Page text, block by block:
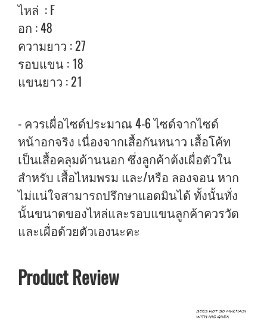
ไหล่ : F
อก : 48
ความยาว : 27
รอบแขน : 18
แขนยาว : 21
- ควรเผื่อไซด์ประมาณ 4-6 ไซด์จากไซด์
หน้าอกจริง เนื่องจากเสื้อกันหนาว เสื้อโค้ท
เป็นเสื้อคลุมด้านนอก ซึ่งลูกค้าต้งเผื่อตัวใน
สำหรับ เสื้อไหมพรม และ/หรือ ลองจอน หาก
ไม่แน่ใจสามารถปรึกษาแอดมินได้ ทั้งนั้นทั่ง
นั้นขนาดของไหล่และรอบแขนลูกค้าควรวัด
และเผื่อด้วยตัวเองนะคะ
Product Review